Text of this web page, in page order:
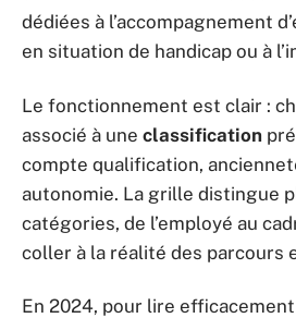
dédiées à l’accompagnement
en situation de handicap ou à
Le fonctionnement est clair :
associé à une classification
compte qualification,
autonomie. La grille distingue
catégories, de l’employé au
coller à la réalité des parcours
En 2024, pour lire